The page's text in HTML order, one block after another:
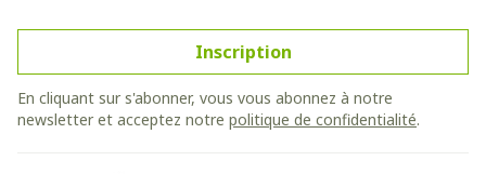
Inscription
En cliquant sur s'abonner, vous vous abonnez à notre
newsletter et acceptez notre politique de confidentialité.